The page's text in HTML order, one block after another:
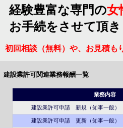
経験豊富な専門の女
お手続をさせて頂き
初回相談（無料）や、お見積も
建設業許可関連業務報酬一覧
業務内容
建設業許可申請 新規（知事一般）
建設業許可申請 更新（知事一般）